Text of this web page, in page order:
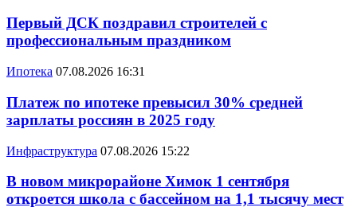
Первый ДСК поздравил строителей с
профессиональным праздником
Ипотека 07.08.2026 16:31
Платеж по ипотеке превысил 30% средней
зарплаты россиян в 2025 году
Инфраструктура 07.08.2026 15:22
В новом микрорайоне Химок 1 сентября
откроется школа с бассейном на 1,1 тысячу мест